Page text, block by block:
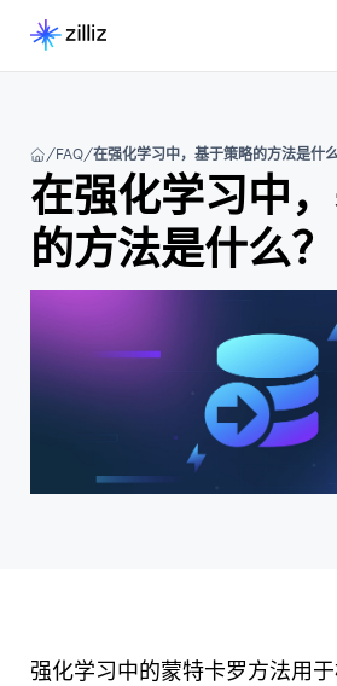
FAQ 在强化学习中，基于策略的方法是什么
在强化学习中
的方法是什么？
强化学习中的蒙特卡罗方法用